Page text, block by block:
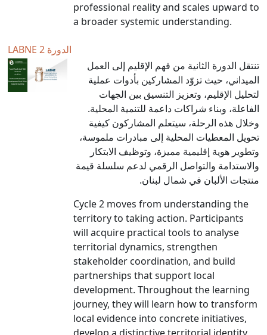
professional reality and scales upward to
a broader systemic understanding.
LABNE الدورة 2
تنتقل الدورة الثانية من فهم الإقليم إلى العمل
الميداني، حيث تزوّد المشاركين بأدوات عملية
لتحليل الإقليم، وتعزيز التنسيق بين الجهات
الفاعلة، وبناء شراكات داعمة للتنمية المحلية.
وخلال هذه الرحلة، سيتعلم المشاركون كيفية
تحويل المعطيات المحلية إلى مبادرات ملموسة،
وتطوير هوية إقليمية مميزة، وتوظيف الابتكار
والاستدامة والتواصل الرقمي لدعم سلسلة قيمة
منتجات الألبان في شمال لبنان.
Cycle 2 moves from understanding the
territory to taking action. Participants
will acquire practical tools to analyse
territorial dynamics, strengthen
stakeholder coordination, and build
partnerships that support local
development. Throughout the learning
journey, they will learn how to transform
local evidence into concrete initiatives,